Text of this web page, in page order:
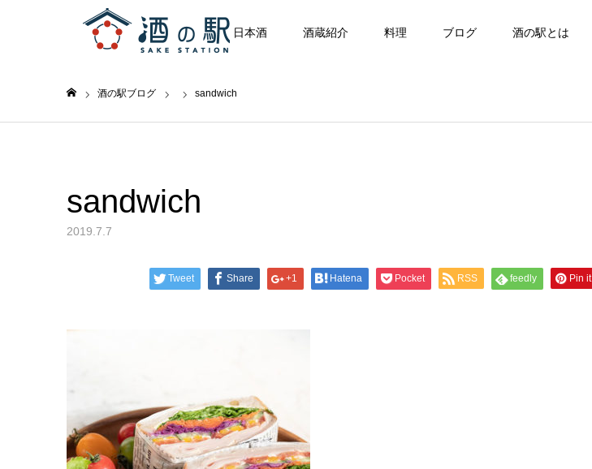
日本酒 酒蔵紹介 料理 ブログ 酒の駅とは
酒の駅ブログ sandwich
sandwich
2019.7.7
Tweet Share +1 Hatena Pocket RSS feedly Pin it